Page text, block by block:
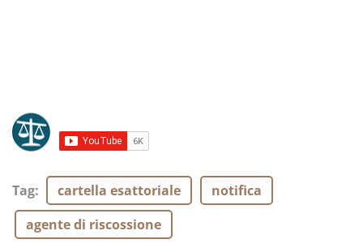
Tag: cartella esattoriale
notifica
agente di riscossione